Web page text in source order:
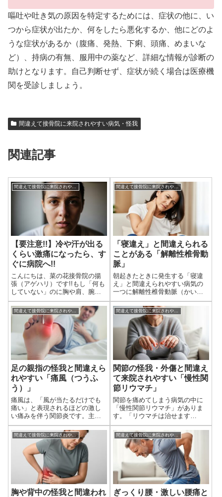
嘔吐や吐き気の原因を特定するためには、症状の他に、い
つから症状が出たか、何をしたら悪化するか、他にどのよ
うな症状があるか（腹痛、発熱、下痢、頭痛、めまいな
ど）、持病の有無、服用中の薬など、詳細な情報が診断の
助けとなります。自己判断せず、症状が続く場合は医療機
関を受診しましょう。
間違えて接骨院に来院されやすい病気・怪我
関連記事
【要注意!!】冷や汗が出る
くらい激痛になったら、す
ぐに病院へ!!
こんにちは、菜の花接骨院の揚
張（アゲハリ）です!!もし「何も
していない」のに胸や肩、腕に
信じられないくらい激痛や冷や
汗が出た場合は、接骨院ではな
くて循環器科を受診するように
してください。突然、何の前触
れもなく、「冷や汗が出るくら
い強い症状」...
間違えて接骨院に来院されやすい病気・怪我
「寝違え」と間違えられる
ことがある「解離性椎骨動
脈」
朝起きたときに発生する「寝違
え」と間違えられやすい病気の
一つに解離性椎骨動脈（かいり
せいついこつどうみゃく）とい
うものがあります。首の中を通
っている細い血管に発生する重
篤な病気です。当院でも過去に
数例、寝違えと間違えた患者さ
んが来院されて、...
足の親指の怪我と間違えら
れやすい「痛風（つうふ
う）」
痛風は、「風が当たるだけでも
痛い」と表現されるほどの激し
い痛みを伴う関節炎です。主に
体内の尿酸値が高くなる「高尿
酸血症」が原因で発症します。
患者さんでも「何もぶつけた訳
では無いのに、足の親指が痛
い」と症状を訴え、間違えて来
院されるケースがあ...
関節の怪我・外傷と間違え
て来院されやすい「慢性関
節リウマチ」
関節を痛めてしまう病気の中に
「慢性関節リウマチ」がありま
す。「リウマチは治せます
か？」と電話で質問されること
がありますが、接骨院ではリウ
マチは治すことはできません。
慢性関節リウマチは、自己免疫
性疾患になりますので、接骨院
では一切取り扱うこと...
間違えて接骨院に来院されやすい病気・怪我
胸や背中の怪我と間違われ
間違えて接骨院に来院されやすい病気・怪我
ぎっくり腰・激しい腰痛と